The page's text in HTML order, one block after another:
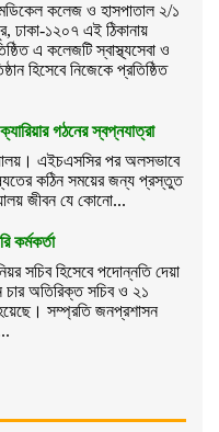
মেডিকেল কলেজ ও হাসপাতাল ২/১
ঢাকা-১২০৭ এই ঠিকানায়
এ কলেজটি স্বাস্থ্যসেবা ও
হিসেবে নিজেকে প্রতিষ্ঠিত
গঠনের স্বপ্নযাত্রা
এইচএসসির পর অলসভাবে
কঠিন সময়ের জন্য প্রস্তুত
জীবন যে কোনো...
কর্মকর্তা
সচিব হিসেবে পদোন্নতি দেয়া
অতিরিক্ত সচিব ও ২১
সম্প্রতি জনপ্রশাসন